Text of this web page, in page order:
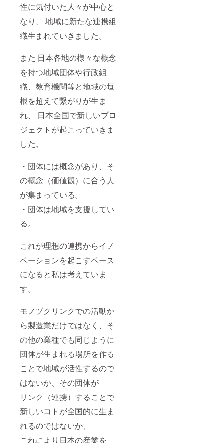
性に気付いた人々が中心と
なり、 地域に新たな連携組
織生まれていきました。
また 日本各地の様々な概念
を持つ地域団体や行政組
織、教育機関等と地域の垣
根を超えて繋がりが生ま
れ、 日本全国で新しいプロ
ジェクトが起こっていきま
した。
・団体には概念があり、そ
の概念（価値観）に合う人
が集まっている。
・団体は地域を支援してい
る。
これが理想の連携からイノ
ベーションを起こすベース
になると私は考えていま
す。
モノヅクリンクでの活動か
ら製造業だけではなく、そ
の他の業種でも同じように
団体が生まれる場所を作る
ことで地域が活性するので
はないか、その団体が
リンク（連携）することで
新しいコトが全国的に生ま
れるのではないか、
これにより日本の産業を